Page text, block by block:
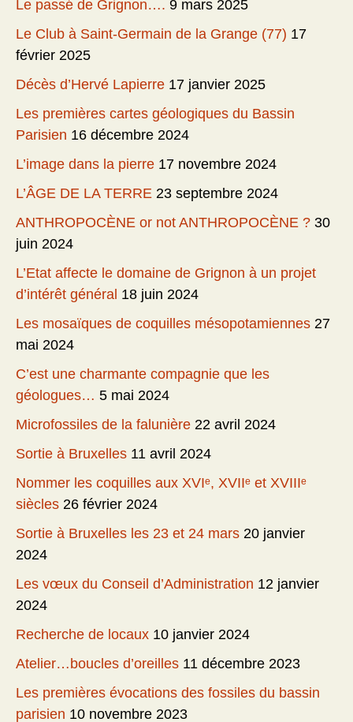
Le passé de Grignon…. 9 mars 2025
Le Club à Saint-Germain de la Grange (77) 17
février 2025
Décès d’Hervé Lapierre 17 janvier 2025
Les premières cartes géologiques du Bassin
Parisien 16 décembre 2024
L’image dans la pierre 17 novembre 2024
L’ÂGE DE LA TERRE 23 septembre 2024
ANTHROPOCÈNE or not ANTHROPOCÈNE ? 30
juin 2024
L’Etat affecte le domaine de Grignon à un projet
d’intérêt général 18 juin 2024
Les mosaïques de coquilles mésopotamiennes 27
mai 2024
C’est une charmante compagnie que les
géologues… 5 mai 2024
Microfossiles de la falunière 22 avril 2024
Sortie à Bruxelles 11 avril 2024
Nommer les coquilles aux XVIᵉ, XVIIᵉ et XVIIIᵉ
siècles 26 février 2024
Sortie à Bruxelles les 23 et 24 mars 20 janvier
2024
Les vœux du Conseil d’Administration 12 janvier
2024
Recherche de locaux 10 janvier 2024
Atelier…boucles d’oreilles 11 décembre 2023
Les premières évocations des fossiles du bassin
parisien 10 novembre 2023